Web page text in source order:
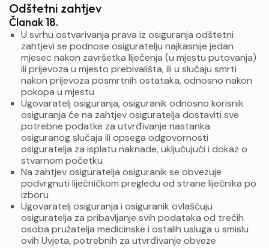
Odštetni zahtjev
Članak 18.
U svrhu ostvarivanja prava iz osiguranja odštetni
zahtjevi se podnose osiguratelju najkasnije jedan
mjesec nakon završetka liječenja (u mjestu putovanja)
ili prijevoza u mjesto prebivališta, ili u slučaju smrti
nakon prijevoza posmrtnih ostataka, odnosno nakon
pokopa u mjestu
Ugovaratelj osiguranja, osiguranik odnosno korisnik
osiguranja će na zahtjev osiguratelja dostaviti sve
potrebne podatke za utvrđivanje nastanka
osiguranog slučaja ili opsega odgovornosti
osiguratelja za isplatu naknade, uključujući i dokaz o
stvarnom početku
Na zahtjev osiguratelja osiguranik se obvezuje
podvrgnuti liječničkom pregledu od strane liječnika po
izboru
Ugovaratelj osiguranja i osiguranik ovlašćuju
osiguratelja za pribavljanje svih podataka od trećih
osoba pružatelja medicinske i ostalih usluga u smislu
ovih Uvjeta, potrebnih za utvrđivanje obveze